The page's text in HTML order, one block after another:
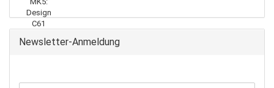
Newsletter-Anmeldung